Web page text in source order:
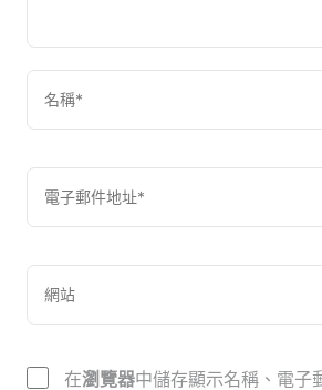
在瀏覽器中儲存顯示名稱、電子